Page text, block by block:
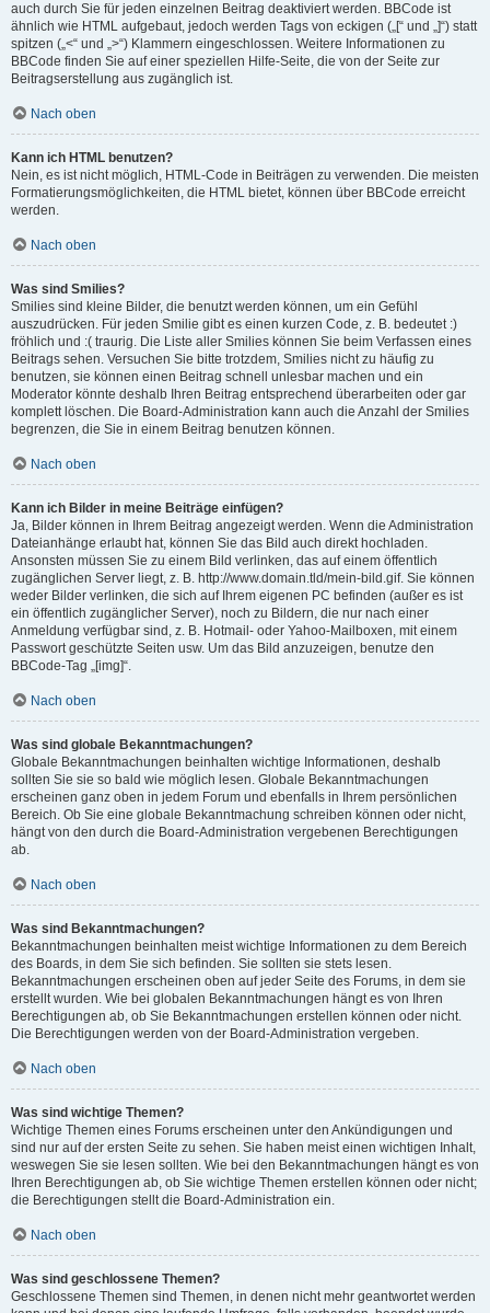
auch durch Sie für jeden einzelnen Beitrag deaktiviert werden. BBCode ist
ähnlich wie HTML aufgebaut, jedoch werden Tags von eckigen („[“ und „]“) statt
spitzen („<“ und „>“) Klammern eingeschlossen. Weitere Informationen zu
BBCode finden Sie auf einer speziellen Hilfe-Seite, die von der Seite zur
Beitragserstellung aus zugänglich ist.
Nach oben
Kann ich HTML benutzen?
Nein, es ist nicht möglich, HTML-Code in Beiträgen zu verwenden. Die meisten
Formatierungsmöglichkeiten, die HTML bietet, können über BBCode erreicht
werden.
Nach oben
Was sind Smilies?
Smilies sind kleine Bilder, die benutzt werden können, um ein Gefühl
auszudrücken. Für jeden Smilie gibt es einen kurzen Code, z. B. bedeutet :)
fröhlich und :( traurig. Die Liste aller Smilies können Sie beim Verfassen eines
Beitrags sehen. Versuchen Sie bitte trotzdem, Smilies nicht zu häufig zu
benutzen, sie können einen Beitrag schnell unlesbar machen und ein
Moderator könnte deshalb Ihren Beitrag entsprechend überarbeiten oder gar
komplett löschen. Die Board-Administration kann auch die Anzahl der Smilies
begrenzen, die Sie in einem Beitrag benutzen können.
Nach oben
Kann ich Bilder in meine Beiträge einfügen?
Ja, Bilder können in Ihrem Beitrag angezeigt werden. Wenn die Administration
Dateianhänge erlaubt hat, können Sie das Bild auch direkt hochladen.
Ansonsten müssen Sie zu einem Bild verlinken, das auf einem öffentlich
zugänglichen Server liegt, z. B. http://www.domain.tld/mein-bild.gif. Sie können
weder Bilder verlinken, die sich auf Ihrem eigenen PC befinden (außer es ist
ein öffentlich zugänglicher Server), noch zu Bildern, die nur nach einer
Anmeldung verfügbar sind, z. B. Hotmail- oder Yahoo-Mailboxen, mit einem
Passwort geschützte Seiten usw. Um das Bild anzuzeigen, benutze den
BBCode-Tag „[img]“.
Nach oben
Was sind globale Bekanntmachungen?
Globale Bekanntmachungen beinhalten wichtige Informationen, deshalb
sollten Sie sie so bald wie möglich lesen. Globale Bekanntmachungen
erscheinen ganz oben in jedem Forum und ebenfalls in Ihrem persönlichen
Bereich. Ob Sie eine globale Bekanntmachung schreiben können oder nicht,
hängt von den durch die Board-Administration vergebenen Berechtigungen
ab.
Nach oben
Was sind Bekanntmachungen?
Bekanntmachungen beinhalten meist wichtige Informationen zu dem Bereich
des Boards, in dem Sie sich befinden. Sie sollten sie stets lesen.
Bekanntmachungen erscheinen oben auf jeder Seite des Forums, in dem sie
erstellt wurden. Wie bei globalen Bekanntmachungen hängt es von Ihren
Berechtigungen ab, ob Sie Bekanntmachungen erstellen können oder nicht.
Die Berechtigungen werden von der Board-Administration vergeben.
Nach oben
Was sind wichtige Themen?
Wichtige Themen eines Forums erscheinen unter den Ankündigungen und
sind nur auf der ersten Seite zu sehen. Sie haben meist einen wichtigen Inhalt,
weswegen Sie sie lesen sollten. Wie bei den Bekanntmachungen hängt es von
Ihren Berechtigungen ab, ob Sie wichtige Themen erstellen können oder nicht;
die Berechtigungen stellt die Board-Administration ein.
Nach oben
Was sind geschlossene Themen?
Geschlossene Themen sind Themen, in denen nicht mehr geantwortet werden